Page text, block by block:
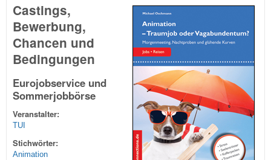
Castings,
Bewerbung,
Chancen und
Bedingungen
Eurojobservice und
Sommerjobbörse
Veranstalter:
TUI
Stichwörter:
Animation